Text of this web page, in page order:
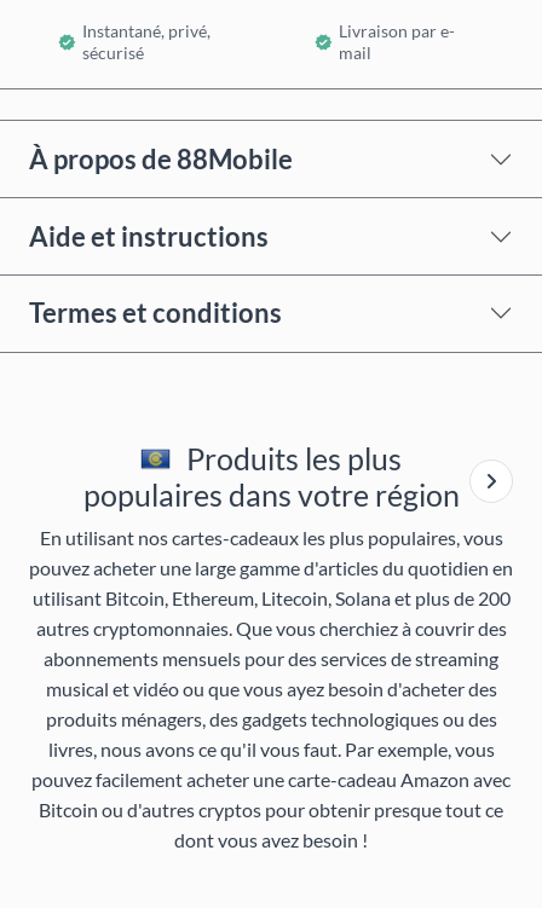
Instantané, privé,
sécurisé
Livraison par e-
mail
À propos de 88Mobile
Aide et instructions
Termes et conditions
Produits les plus
populaires dans votre région
En utilisant nos cartes-cadeaux les plus populaires, vous
pouvez acheter une large gamme d'articles du quotidien en
utilisant Bitcoin, Ethereum, Litecoin, Solana et plus de 200
autres cryptomonnaies. Que vous cherchiez à couvrir des
abonnements mensuels pour des services de streaming
musical et vidéo ou que vous ayez besoin d'acheter des
produits ménagers, des gadgets technologiques ou des
livres, nous avons ce qu'il vous faut. Par exemple, vous
pouvez facilement acheter une carte-cadeau Amazon avec
Bitcoin ou d'autres cryptos pour obtenir presque tout ce
dont vous avez besoin !